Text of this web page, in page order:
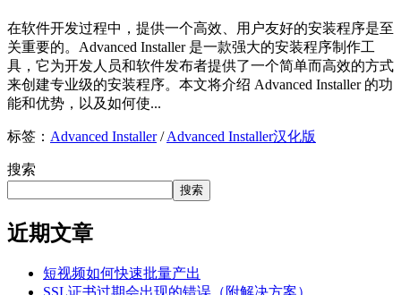
在软件开发过程中，提供一个高效、用户友好的安装程序是至
关重要的。Advanced Installer 是一款强大的安装程序制作工
具，它为开发人员和软件发布者提供了一个简单而高效的方式
来创建专业级的安装程序。本文将介绍 Advanced Installer 的功
能和优势，以及如何使...
标签： Advanced Installer/Advanced Installer汉化版
搜索
搜索
近期文章
短视频如何快速批量产出